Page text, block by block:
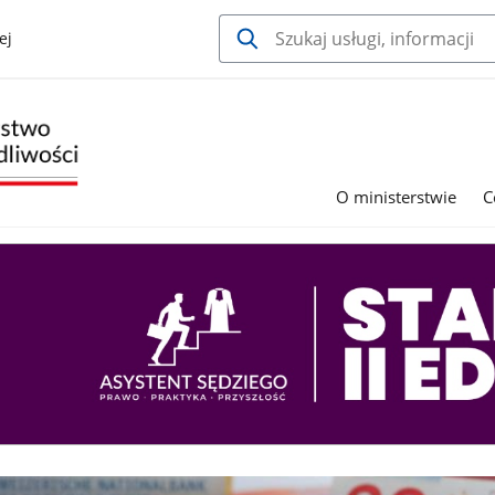
O ministerstwie